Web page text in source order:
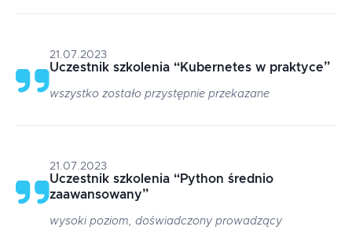
21.07.2023
Uczestnik szkolenia “Kubernetes w praktyce”
wszystko zostało przystępnie przekazane
21.07.2023
Uczestnik szkolenia “Python średnio
zaawansowany”
wysoki poziom, doświadczony prowadzący